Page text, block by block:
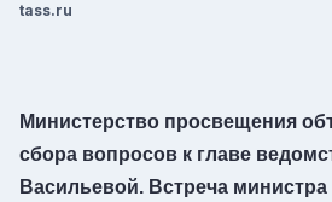
tass.ru
Министерство просвещения
сбора вопросов к главе
Васильевой. Встреча